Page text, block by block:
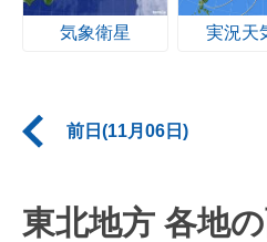
気象衛星 実況天
前日(11月06日)
東北地方 各地